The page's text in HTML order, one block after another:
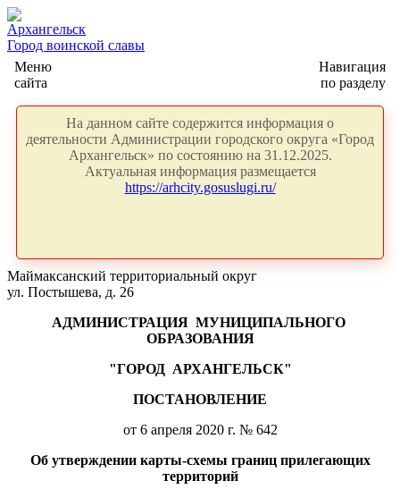
Архангельск
Город воинской славы
Меню
сайта
Навигация
по разделу
На данном сайте содержится информация о
деятельности Администрации городского округа «Город
Архангельск» по состоянию на 31.12.2025.
Актуальная информация размещается
https://arhcity.gosuslugi.ru/
Маймаксанский территориальный округ
ул. Постышева, д. 26
АДМИНИСТРАЦИЯ МУНИЦИПАЛЬНОГО
ОБРАЗОВАНИЯ
"ГОРОД АРХАНГЕЛЬСК"
ПОСТАНОВЛЕНИЕ
от 6 апреля 2020 г. № 642
Об утверждении карты-схемы границ прилегающих
территорий